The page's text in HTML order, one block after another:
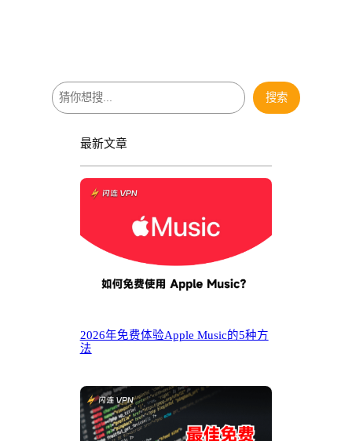
搜
索
搜索
最新文章
2026年免费体验Apple Music的5种方
法